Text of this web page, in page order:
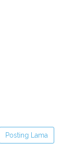
Posting Lama